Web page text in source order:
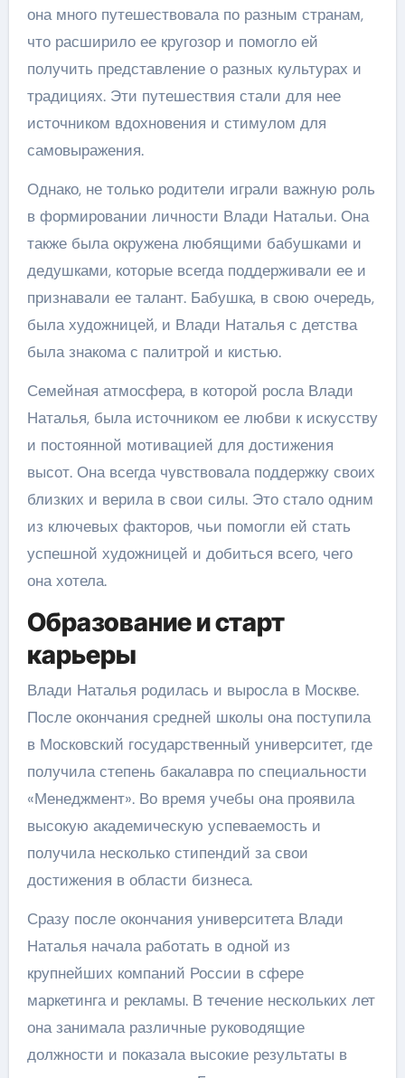
она много путешествовала по разным странам,
что расширило ее кругозор и помогло ей
получить представление о разных культурах и
традициях. Эти путешествия стали для нее
источником вдохновения и стимулом для
самовыражения.
Однако, не только родители играли важную роль
в формировании личности Влади Натальи. Она
также была окружена любящими бабушками и
дедушками, которые всегда поддерживали ее и
признавали ее талант. Бабушка, в свою очередь,
была художницей, и Влади Наталья с детства
была знакома с палитрой и кистью.
Семейная атмосфера, в которой росла Влади
Наталья, была источником ее любви к искусству
и постоянной мотивацией для достижения
высот. Она всегда чувствовала поддержку своих
близких и верила в свои силы. Это стало одним
из ключевых факторов, чьи помогли ей стать
успешной художницей и добиться всего, чего
она хотела.
Образование и старт
карьеры
Влади Наталья родилась и выросла в Москве.
После окончания средней школы она поступила
в Московский государственный университет, где
получила степень бакалавра по специальности
«Менеджмент». Во время учебы она проявила
высокую академическую успеваемость и
получила несколько стипендий за свои
достижения в области бизнеса.
Сразу после окончания университета Влади
Наталья начала работать в одной из
крупнейших компаний России в сфере
маркетинга и рекламы. В течение нескольких лет
она занимала различные руководящие
должности и показала высокие результаты в